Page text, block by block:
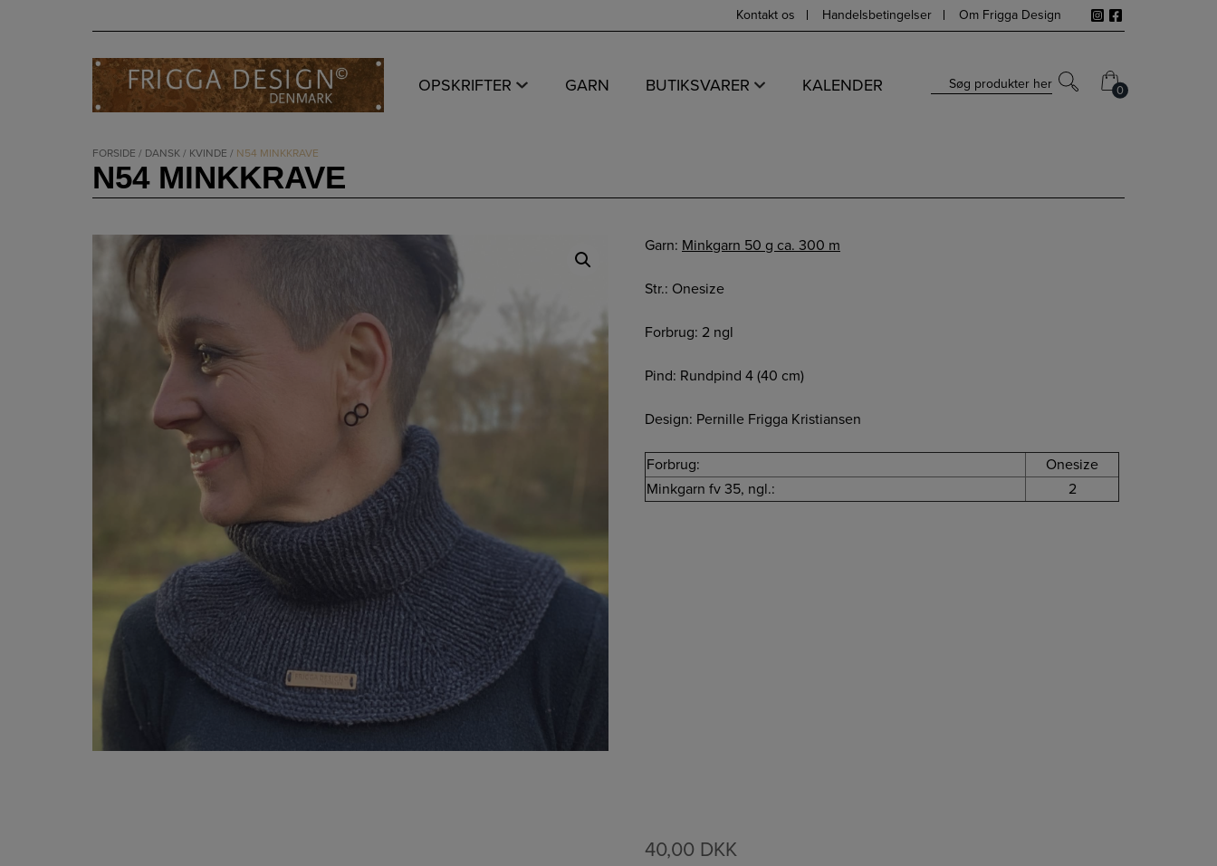
Kontakt os Handelsbetingelser Om Frigga Design
OPSKRIFTER GARN BUTIKSVARER KALENDER Søg produkter her 0
0
FORSIDE / DANSK/ KVINDE / N54 MINKKRAVE
N54 MINKKRAVE
Garn: Minkgarn 50 g ca. 300 m
Str.: Onesize
Forbrug: 2 ngl
Pind: Rundpind 4 (40 cm)
Design: Pernille Frigga Kristiansen
Forbrug:
Onesize
Minkgarn fv 35, ngl.:
2
40,00 DKK